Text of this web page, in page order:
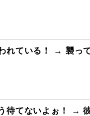
れている！ → 襲っ
待てないよぉ！ →